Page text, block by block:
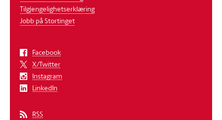
Tilgjengelighetserklæring
Jobb på Stortinget
Facebook
X/Twitter
Instagram
LinkedIn
RSS